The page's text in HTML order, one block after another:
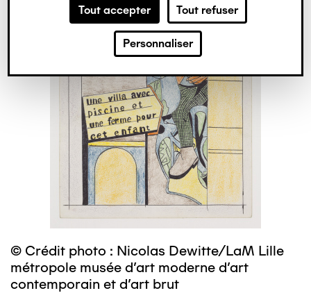
Tout accepter Tout refuser
Personnaliser
© Crédit photo : Nicolas Dewitte/LaM Lille
métropole musée d’art moderne d’art
contemporain et d’art brut